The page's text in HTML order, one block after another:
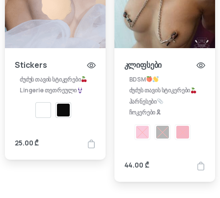
Stickers
ძუძუს თავის სტიკერები
Lingerie თეთრეული
25.00₾
კლიფსები
BDSM
ძუძუს თავის სტიკერები
ჰარნესები
ჩოკერები 🎗
44.00 ₾